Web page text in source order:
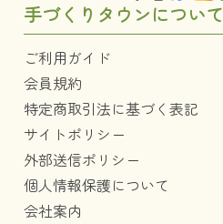
手づくりタウンについて
ご利用ガイド
会員規約
特定商取引法に基づく表記
サイトポリシー
外部送信ポリシー
個人情報保護について
会社案内